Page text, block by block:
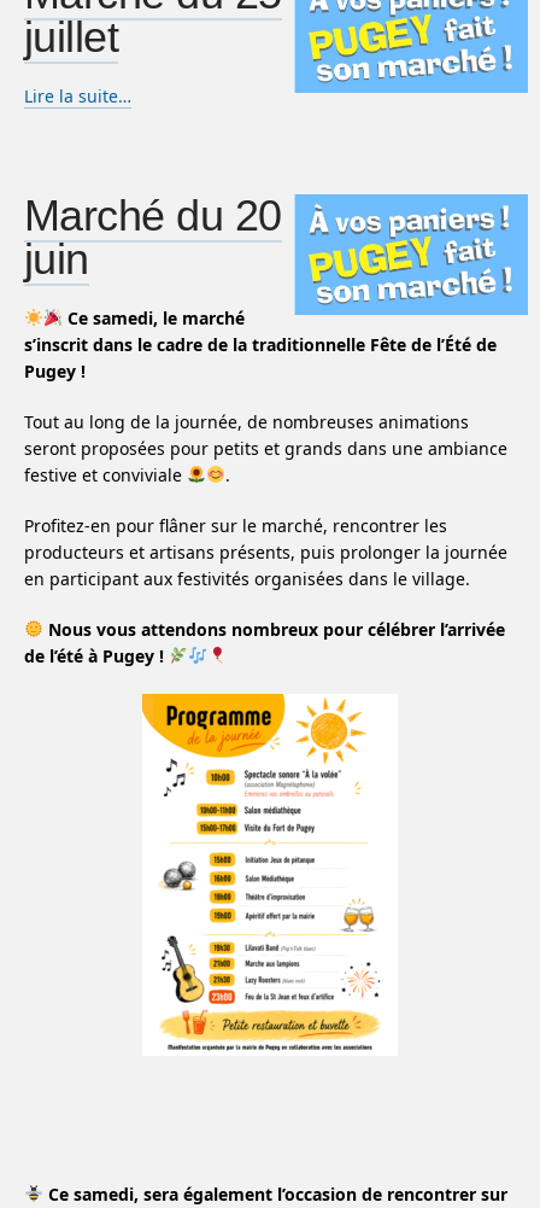
juillet
Lire la suite…
Marché du 20
juin
Ce samedi, le marché
s’inscrit dans le cadre de la traditionnelle Fête de l’Été de
Pugey !
Tout au long de la journée, de nombreuses animations
seront proposées pour petits et grands dans une ambiance
festive et conviviale
.
Profitez-en pour flâner sur le marché, rencontrer les
producteurs et artisans présents, puis prolonger la journée
en participant aux festivités organisées dans le village.
Nous vous attendons nombreux pour célébrer l’arrivée
de l’été à Pugey !
Ce samedi, sera également l’occasion de rencontrer sur